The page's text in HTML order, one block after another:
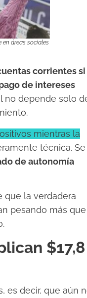
en áreas sociales
corrientes si
de intereses
no depende solo
mientras la
técnica. Se
de autonomía
que la verdadera
pesando más que
$17,8
es decir, que aún